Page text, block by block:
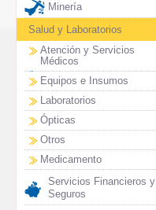
Minería
Salud y Laboratorios
Atención y Servicios
Médicos
Equipos e Insumos
Laboratorios
Ópticas
Otros
Medicamento
Servicios Financieros y
Seguros